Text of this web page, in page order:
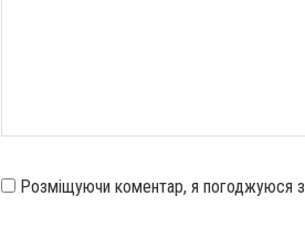
Розміщуючи коментар, я погоджуюся з